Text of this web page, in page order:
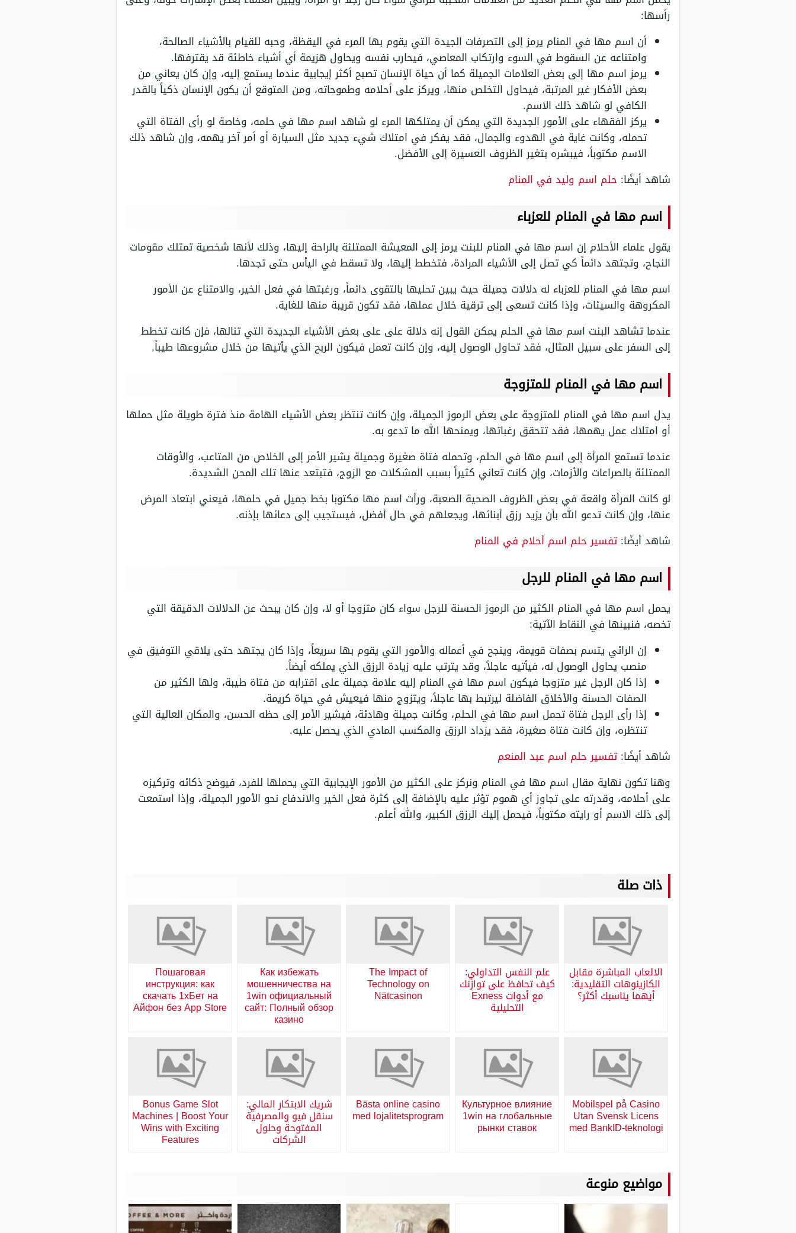
رأسها:
أن اسم مها في المنام يرمز إلى التصرفات الجيدة التي يقوم بها المرء في اليقظة، وحبه للقيام بالأشياء الصالحة،
وامتناعه عن السقوط في السوء وارتكاب المعاصي، فيحارب نفسه ويحاول هزيمة أي أشياء خاطئة قد يقترفها.
يرمز اسم مها إلى بعض العلامات الجميلة كما أن حياة الإنسان تصبح أكثر إيجابية عندما يستمع إليه، وإن كان يعاني من
بعض الأفكار غير المرتبة، فيحاول التخلص منها، ويركز على أحلامه وطموحاته، ومن المتوقع أن يكون الإنسان ذكياً بالقدر
الكافي لو شاهد ذلك الاسم.
يركز الفقهاء على الأمور الجديدة التي يمكن أن يمتلكها المرء لو شاهد اسم مها في حلمه، وخاصة لو رأى الفتاة التي
تحمله، وكانت غاية في الهدوء والجمال، فقد يفكر في امتلاك شيء جديد مثل السيارة أو أمر آخر يهمه، وإن شاهد ذلك
الاسم مكتوباً، فيبشره بتغير الظروف العسيرة إلى الأفضل.
شاهد أيضًا: حلم اسم وليد في المنام
اسم مها في المنام للعزباء
يقول علماء الأحلام إن اسم مها في المنام للبنت يرمز إلى المعيشة الممتلئة بالراحة إليها، وذلك لأنها شخصية تمتلك مقومات
النجاح، وتجتهد دائماً كي تصل إلى الأشياء المرادة، فتخطط إليها، ولا تسقط في اليأس حتى تجدها.
اسم مها في المنام للعزباء له دلالات جميلة حيث يبين تحليها بالتقوى دائماً، ورغبتها في فعل الخير، والامتناع عن الأمور
المكروهة والسيئات، وإذا كانت تسعى إلى ترقية خلال عملها، فقد تكون قريبة منها للغاية.
عندما تشاهد البنت اسم مها في الحلم يمكن القول إنه دلالة على على بعض الأشياء الجديدة التي تنالها، فإن كانت تخطط
إلى السفر على سبيل المثال، فقد تحاول الوصول إليه، وإن كانت تعمل فيكون الربح الذي يأتيها من خلال مشروعها طيباً.
اسم مها في المنام للمتزوجة
يدل اسم مها في المنام للمتزوجة على بعض الرموز الجميلة، وإن كانت تنتظر بعض الأشياء الهامة منذ فترة طويلة مثل حملها
أو امتلاك عمل يهمها، فقد تتحقق رغباتها، ويمنحها الله ما تدعو به.
عندما تستمع المرأة إلى اسم مها في الحلم، وتحمله فتاة صغيرة وجميلة يشير الأمر إلى الخلاص من المتاعب، والأوقات
الممتلئة بالصراعات والأزمات، وإن كانت تعاني كثيراً بسبب المشكلات مع الزوج، فتبتعد عنها تلك المحن الشديدة.
لو كانت المرأة واقعة في بعض الظروف الصحية الصعبة، ورأت اسم مها مكتوبا بخط جميل في حلمها، فيعني ابتعاد المرض
عنها، وإن كانت تدعو الله بأن يزيد رزق أبنائها، ويجعلهم في حال أفضل، فيستجيب إلى دعائها بإذنه.
شاهد أيضًا:تفسير حلم اسم أحلام في المنام
اسم مها في المنام للرجل
يحمل اسم مها في المنام الكثير من الرموز الحسنة للرجل سواء كان متزوجا أو لا، وإن كان يبحث عن الدلالات الدقيقة التي
تخصه، فنبينها في النقاط الآتية:
إن الرائي يتسم بصفات قويمة، وينجح في أعماله والأمور التي يقوم بها سريعاً، وإذا كان يجتهد حتى يلاقي التوفيق في
منصب يحاول الوصول له، فيأتيه عاجلاً، وقد يترتب عليه زيادة الرزق الذي يملكه أيضاً.
إذا كان الرجل غير متزوجا فيكون اسم مها في المنام إليه علامة جميلة على اقترابه من فتاة طيبة، ولها الكثير من
الصفات الحسنة والأخلاق الفاضلة ليرتبط بها عاجلاً، ويتزوج منها فيعيش في حياة كريمة.
إذا رأى الرجل فتاة تحمل اسم مها في الحلم، وكانت جميلة وهادئة، فيشير الأمر إلى حظه الحسن، والمكان العالية التي
تنتظره، وإن كانت فتاة صغيرة، فقد يزداد الرزق والمكسب المادي الذي يحصل عليه.
شاهد أيضًا:تفسير حلم اسم عبد المنعم
وهنا تكون نهاية مقال اسم مها في المنام ونركز على الكثير من الأمور الإيجابية التي يحملها للفرد، فيوضح ذكائه وتركيزه
على أحلامه، وقدرته على تجاوز أي هموم تؤثر عليه بالإضافة إلى كثرة فعل الخير والاندفاع نحو الأمور الجميلة، وإذا استمعت
إلى ذلك الاسم أو رايته مكتوباً، فيحمل إليك الرزق الكبير، والله أعلم.
ذات صلة
الالعاب المباشرة مقابل
الكازينوهات التقليدية:
أيهما يناسبك أكثر؟
علم النفس التداولي:
كيف تحافظ على توازنك
مع أدوات Exness
التحليلية
The Impact of
Technology on
Nätcasinon
Как избежать
мошенничества на
1win официальный
сайт: Полный обзор
казино
Пошаговая
инструкция: как
скачать 1хБет на
Айфон без App Store
Mobilspel på Casino
Utan Svensk Licens
med BankID-teknologi
Культурное влияние
1win на глобальные
рынки ставок
Bästa online casino
med lojalitetsprogram
شريك الابتكار المالي:
سنقل فيو والمصرفية
المفتوحة وحلول
الشركات
Bonus Game Slot
Machines | Boost Your
Wins with Exciting
Features
مواضيع منوعة